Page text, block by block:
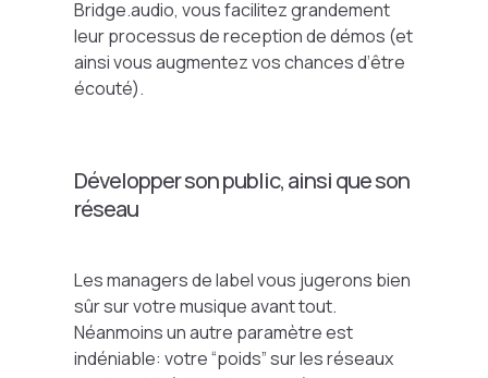
Bridge.audio, vous facilitez grandement
leur processus de reception de démos (et
ainsi vous augmentez vos chances d’être
écouté).
Développer son public, ainsi que son
réseau
Les managers de label vous jugerons bien
sûr sur votre musique avant tout.
Néanmoins un autre paramètre est
indéniable: votre “poids” sur les réseaux